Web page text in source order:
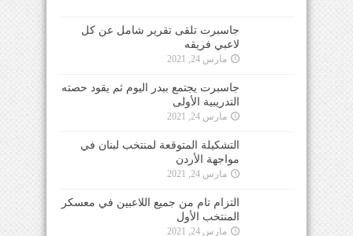
جاسبرت تلقى تقرير شامل عن كل
لاعبي فريقه
مارس 24, 2021
جاسبرت يجتمع ببدر اليوم ثم يقود حصته
التدريبية الأولى
مارس 24, 2021
التشكيلة المتوقعة لمنتخب لبنان في
مواجهة الأردن
مارس 24, 2021
التزام تام من جميع اللاعبين في معسكر
المنتخب الأول
مارس 24, 2021